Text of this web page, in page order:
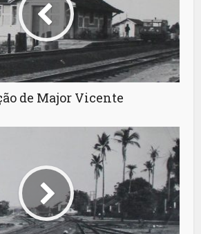
de Major Vicente